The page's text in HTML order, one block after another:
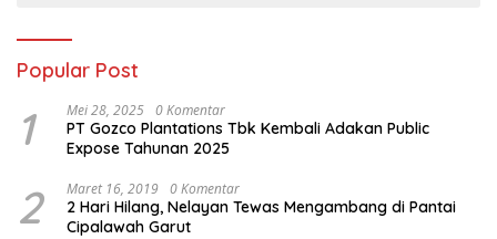
Popular Post
1 Mei 28, 2025 0 Komentar
PT Gozco Plantations Tbk Kembali Adakan Public
Expose Tahunan 2025
2 Maret 16, 2019 0 Komentar
2 Hari Hilang, Nelayan Tewas Mengambang di Pantai
Cipalawah Garut